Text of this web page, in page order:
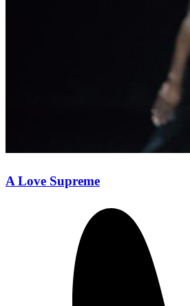
A Love Supreme